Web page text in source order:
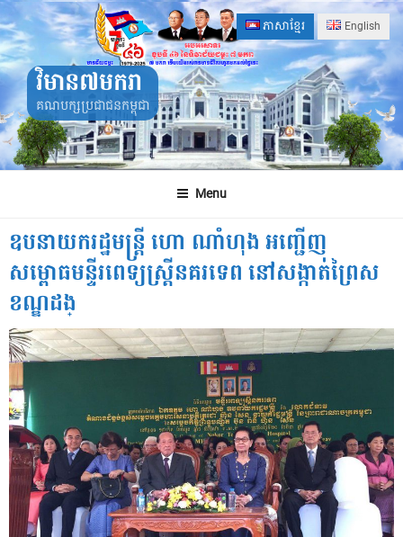
Skip
to
content
ភាសាខ្មែរ English
វិមាន៧មករា
គណបក្សប្រជាជនកម្ពុជា
Menu
ឧបនាយករដ្ឋមន្ត្រី ហោ ណាំហុង អញ្ជើញ
សម្ពោធមន្ទីរពេទ្យស្ត្រីនគរទេព នៅសង្កាត់ព្រៃស
ខណ្ឌដង្